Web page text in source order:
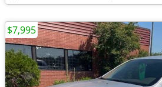
$7,995